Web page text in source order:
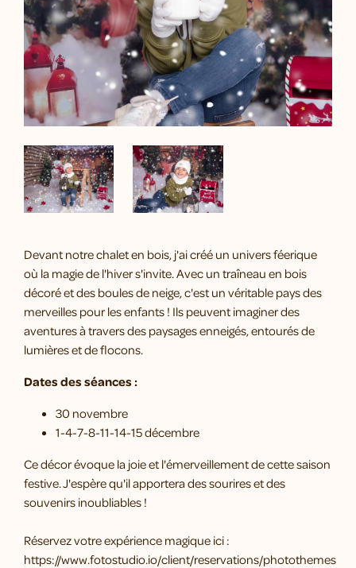
Devant notre chalet en bois, j'ai créé un univers féerique
où la magie de l'hiver s'invite. Avec un traîneau en bois
décoré et des boules de neige, c'est un véritable pays des
merveilles pour les enfants ! Ils peuvent imaginer des
aventures à travers des paysages enneigés, entourés de
lumières et de flocons.
Dates des séances :
30 novembre
1-4-7-8-11-14-15 décembre
Ce décor évoque la joie et l'émerveillement de cette saison
festive. J'espère qu'il apportera des sourires et des
souvenirs inoubliables !
Réservez votre expérience magique ici:
https://www.fotostudio.io/client/reservations/photothemes